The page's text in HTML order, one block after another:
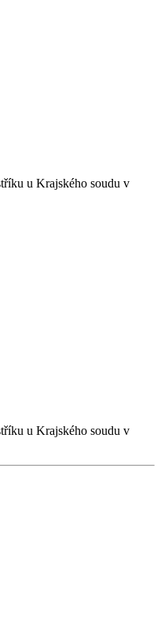
u Krajského soudu v
u Krajského soudu v